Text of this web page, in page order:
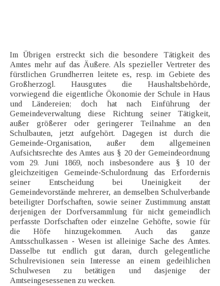
Im Übrigen erstreckt sich die besondere Tätigkeit des
Amtes mehr auf das Äußere. Als spezieller Vertreter des
fürstlichen Grundherren leitete es, resp. im Gebiete des
Großherzogl. Hausgutes die Haushaltsbehörde,
vorwiegend die eigentliche Ökonomie der Schule in Haus
und Ländereien; doch hat nach Einführung der
Gemeindeverwaltung diese Richtung seiner Tätigkeit,
außer größerer oder geringerer Teilnahme an den
Schulbauten, jetzt aufgehört. Dagegen ist durch die
Gemeinde-Organisation, außer dem allgemeinen
Aufsichtsrechte des Amtes aus § 20 der Gemeindeordnung
vom 29. Juni 1869, noch insbesondere aus § 10 der
gleichzeitigen Gemeinde-Schulordnung das Erfordernis
seiner Entscheidung bei Uneinigkeit der
Gemeindevorstände mehrerer, an demselben Schulverbande
beteiligter Dorfschaften, sowie seiner Zustimmung anstatt
derjenigen der Dorfversammlung für nicht gemeindlich
perfasste Dorfschaften oder einzelne Gehöfte, sowie für
die Höfe hinzugekommen. Auch das ganze
Amtsschulkassen - Wesen ist alleinige Sache des Amtes.
Dasselbe tut endlich gut daran, durch gelegentliche
Schulrevisionen sein Interesse an einem gedeihlichen
Schulwesen zu betätigen und dasjenige der
Amtseingesessenen zu wecken.